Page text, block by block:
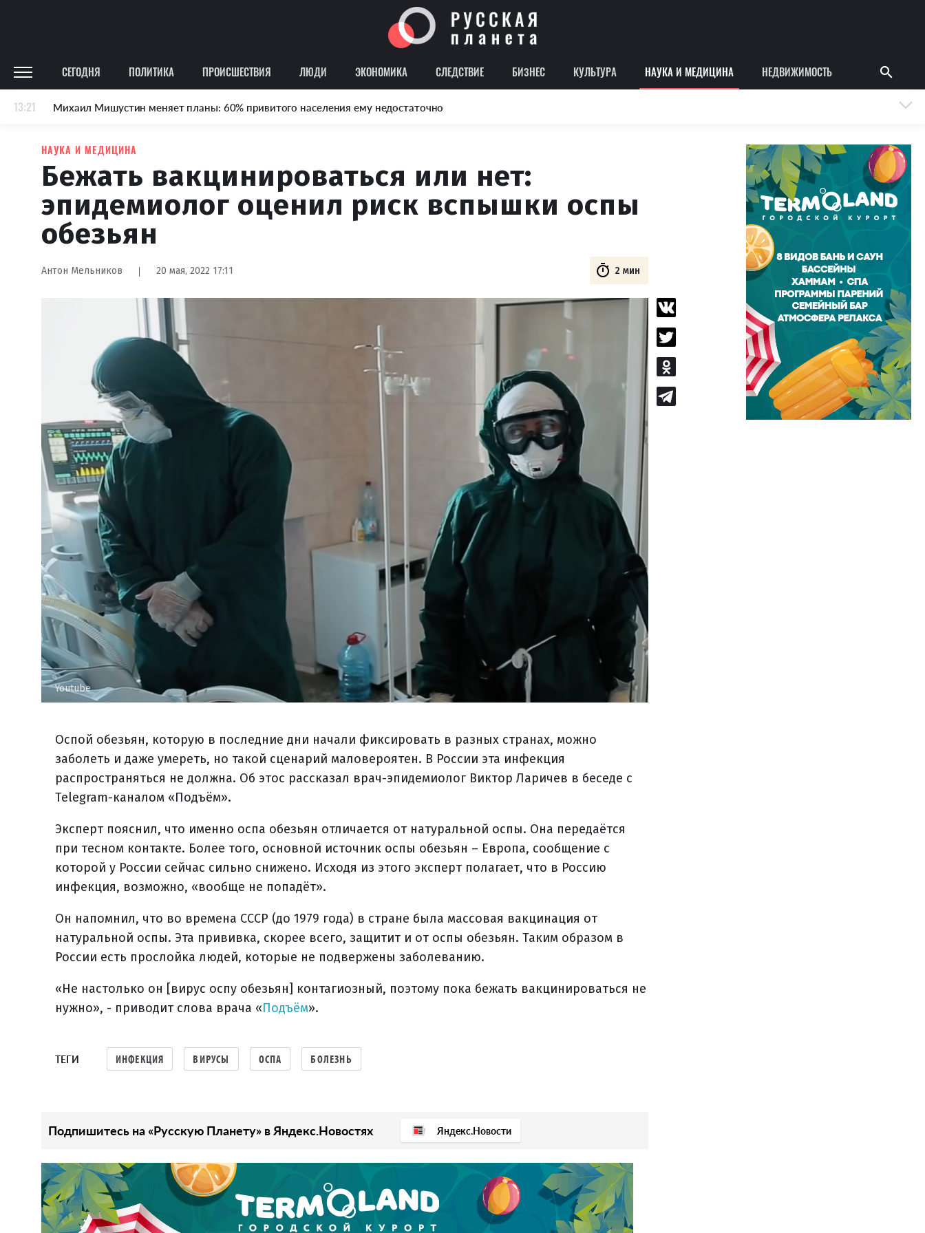
СЕГОДНЯ ПОЛИТИКА ПРОИСШЕСТВИЯ ЛЮДИ ЭКОНОМИКА СЛЕДСТВИЕ БИЗНЕС КУЛЬТУРА НАУКА И МЕДИЦИНА НЕДВИЖИМОСТЬ
13:21 Михаил Мишустин меняет планы: 60% привитого населения ему недостаточно
НАУКА И МЕДИЦИНА
Бежать вакцинироваться или нет:
эпидемиолог оценил риск вспышки оспы
обезьян
Антон Мельников 20 мая, 2022 17:11 2 мин
Youtube
Оспой обезьян, которую в последние дни начали фиксировать в разных странах, можно
заболеть и даже умереть, но такой сценарий маловероятен. В России эта инфекция
распространяться не должна. Об этос рассказал врач-эпидемиолог Виктор Ларичев в беседе с
Telegram-каналом «Подъём».
Эксперт пояснил, что именно оспа обезьян отличается от натуральной оспы. Она передаётся
при тесном контакте. Более того, основной источник оспы обезьян – Европа, сообщение с
которой у России сейчас сильно снижено. Исходя из этого эксперт полагает, что в Россию
инфекция, возможно, «вообще не попадёт».
Он напомнил, что во времена СССР (до 1979 года) в стране была массовая вакцинация от
натуральной оспы. Эта прививка, скорее всего, защитит и от оспы обезьян. Таким образом в
России есть прослойка людей, которые не подвержены заболеванию.
«Не настолько он [вирус оспу обезьян] контагиозный, поэтому пока бежать вакцинироваться не
нужно», - приводит слова врача «Подъём».
ТЕГИ ИНФЕКЦИЯ ВИРУСЫ ОСПА БОЛЕЗНЬ
Подпишитесь на «Русскую Планету» в Яндекс.Новостях Яндекс.Новости